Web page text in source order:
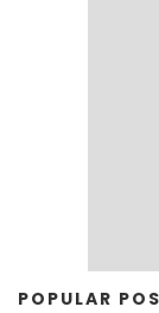
POPULAR